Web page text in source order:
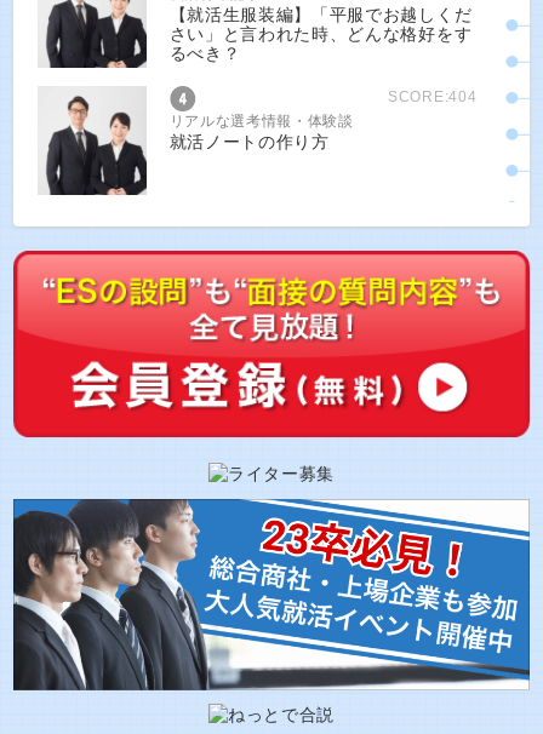
【就活生服装編】「平服でお越しくだ
さい」と言われた時、どんな格好をす
るべき？
SCORE:404
リアルな選考情報・体験談
就活ノートの作り方